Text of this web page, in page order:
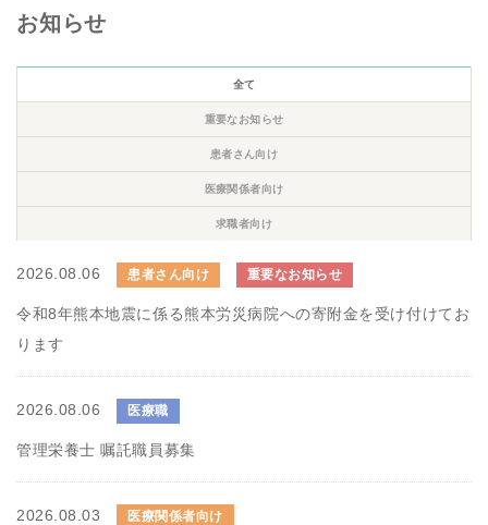
お知らせ
全て
重要なお知らせ
患者さん向け
医療関係者向け
求職者向け
2026.08.06 患者さん向け 重要なお知らせ
令和8年熊本地震に係る熊本労災病院への寄附金を受け付けてお
ります
2026.08.06 医療職
管理栄養士 嘱託職員募集
2026.08.03 医療関係者向け